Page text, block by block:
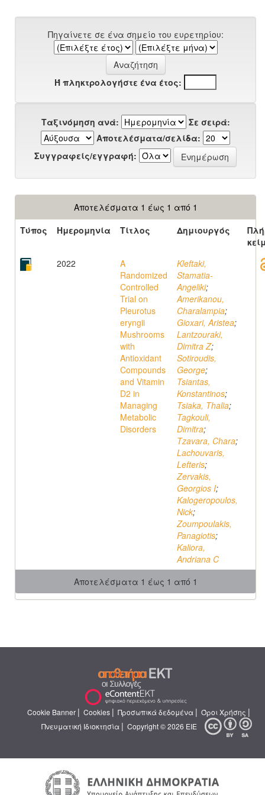
Πηγαίνετε σε ένα σημείο του ευρετηρίου:
Ή πληκτρολογήστε ένα έτος:
Ταξινόμηση ανά:
Σε σειρά:
Αποτελέσματα/σελίδα:
Συγγραφείς/εγγραφή:
Αποτελέσματα 1 έως 1 από 1
Τύπος
Ημερομηνία Τίτλος Δημιουργός
2022
A
Randomized
Controlled
Trial on
Pleurotus
eryngii
Mushrooms
with
Antioxidant
Compounds
and Vitamin
D2 in
Managing
Metabolic
Disorders
Kleftaki,
Stamatia-
Angeliki;
Amerikanou,
Charalampia;
Gioxari, Aristea;
Lantzouraki,
Dimitra Z;
Sotiroudis,
George;
Tsiantas,
Konstantinos;
Tsiaka, Thalia;
Tagkouli,
Dimitra;
Tzavara, Chara;
Lachouvaris,
Lefteris;
Zervakis,
Georgios I;
Kalogeropoulos,
Nick;
Zoumpoulakis,
Panagiotis;
Kaliora,
Andriana C
Αποτελέσματα 1 έως 1 από 1
Cookie Banner | Cookies | Προσωπικά δεδομένα | Όροι Χρήσης |
Πνευματική Ιδιοκτησία | Copyright © 2026 ΕΙΕ